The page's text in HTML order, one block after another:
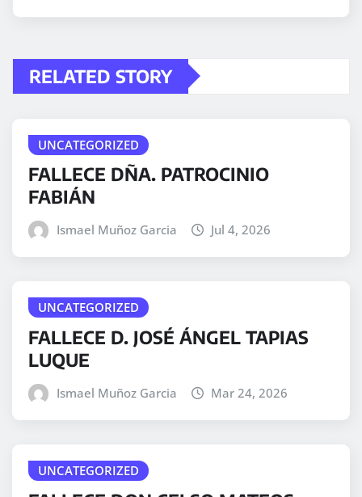
RELATED STORY
UNCATEGORIZED
FALLECE DÑA. PATROCINIO
FABIÁN
Ismael Muñoz Garcia Jul 4, 2026
UNCATEGORIZED
FALLECE D. JOSÉ ÁNGEL TAPIAS
LUQUE
Ismael Muñoz Garcia Mar 24, 2026
UNCATEGORIZED